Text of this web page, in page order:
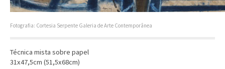
Gravura
Cronologia
Fotografia: Cortesia Serpente Galeria de Arte Contemporânea
Técnica mista sobre papel
31x47,5cm (51,5x68cm)